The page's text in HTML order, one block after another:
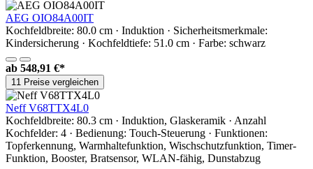
AEG OIO84A00IT
Kochfeldbreite: 80.0 cm · Induktion · Sicherheitsmerkmale:
Kindersicherung · Kochfeldtiefe: 51.0 cm · Farbe: schwarz
ab 548,91 €*
11 Preise vergleichen
Neff V68TTX4L0
Kochfeldbreite: 80.3 cm · Induktion, Glaskeramik · Anzahl
Kochfelder: 4 · Bedienung: Touch-Steuerung · Funktionen:
Topferkennung, Warmhaltefunktion, Wischschutzfunktion, Timer-
Funktion, Booster, Bratsensor, WLAN-fähig, Dunstabzug